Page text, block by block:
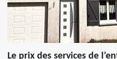
Le prix des services de